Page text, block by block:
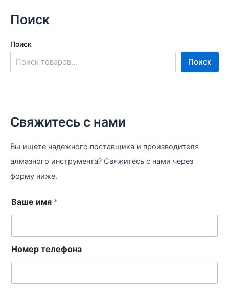
Поиск
Поиск
Поиск
Свяжитесь с нами
Вы ищете надежного поставщика и производителя
алмазного инструмента? Свяжитесь с нами через
форму ниже.
Ваше имя *
Номер телефона